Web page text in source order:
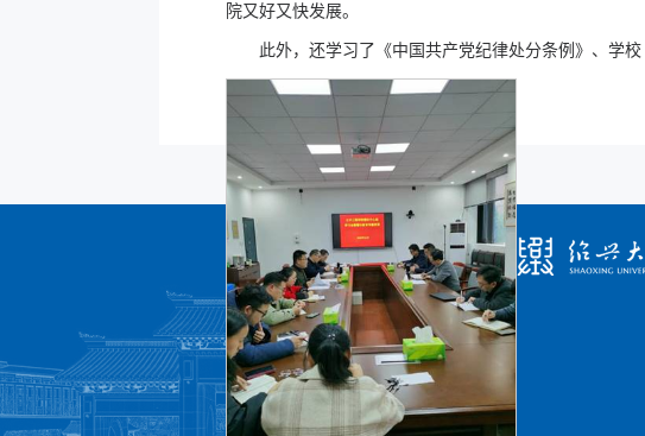
院又好又快发展。
此外，还学习了《中国共产党纪律处分条例》、学